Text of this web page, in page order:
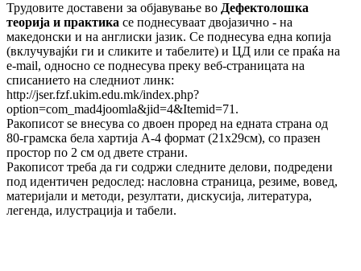
Трудовите доставени за објавување во Дефектолошка
теорија и практика се поднесуваат двојазично - на
македонски и на англиски јазик. Се поднесува една копија
(вклучувајќи ги и сликите и табелите) и ЦД или се праќа на
e-mail, односно се поднесува преку веб-страницата на
списанието на следниот линк:
http://jser.fzf.ukim.edu.mk/index.php?
option=com_mad4joomla&jid=4&Itemid=71.
Ракописот se внесува со двоен проред на едната страна од
80-грамска бела хартија А-4 формат (21х29см), со празен
простор по 2 см од двете страни.
Ракописот треба да ги содржи следните делови, подредени
под идентичен редослед: насловна страница, резиме, вовед,
материјали и методи, резултати, дискусија, литература,
легенда, илустрација и табели.